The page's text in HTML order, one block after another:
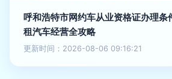
呼和浩特市网约车从业资格证办理条
租汽车经营全攻略
更新时间：2026-08-06 09:16:21